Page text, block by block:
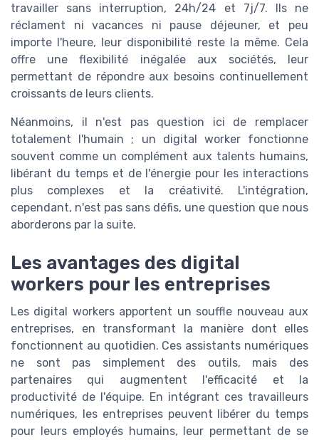
travailler sans interruption, 24h/24 et 7j/7. Ils ne
réclament ni vacances ni pause déjeuner, et peu
importe l'heure, leur disponibilité reste la même. Cela
offre une flexibilité inégalée aux sociétés, leur
permettant de répondre aux besoins continuellement
croissants de leurs clients.
Néanmoins, il n'est pas question ici de remplacer
totalement l'humain ; un digital worker fonctionne
souvent comme un complément aux talents humains,
libérant du temps et de l'énergie pour les interactions
plus complexes et la créativité. L'intégration,
cependant, n'est pas sans défis, une question que nous
aborderons par la suite.
Les avantages des digital
workers pour les entreprises
Les digital workers apportent un souffle nouveau aux
entreprises, en transformant la manière dont elles
fonctionnent au quotidien. Ces assistants numériques
ne sont pas simplement des outils, mais des
partenaires qui augmentent l'efficacité et la
productivité de l'équipe. En intégrant ces travailleurs
numériques, les entreprises peuvent libérer du temps
pour leurs employés humains, leur permettant de se